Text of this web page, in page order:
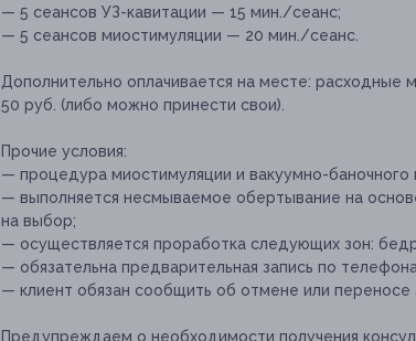
— 5 сеансов УЗ-кавитации — 15 мин./сеанс;
— 5 сеансов миостимуляции — 20 мин./сеанс.
Дополнительно оплачивается на месте: расходные
50 руб. (либо можно принести свои).
Прочие условия:
— процедура миостимуляции и вакуумно-баночного
— выполняется несмываемое обертывание на
на выбор;
— осуществляется проработка следующих зон:
— обязательна предварительная запись по
— клиент обязан сообщить об отмене или переносе
Предупреждаем о необходимости получения